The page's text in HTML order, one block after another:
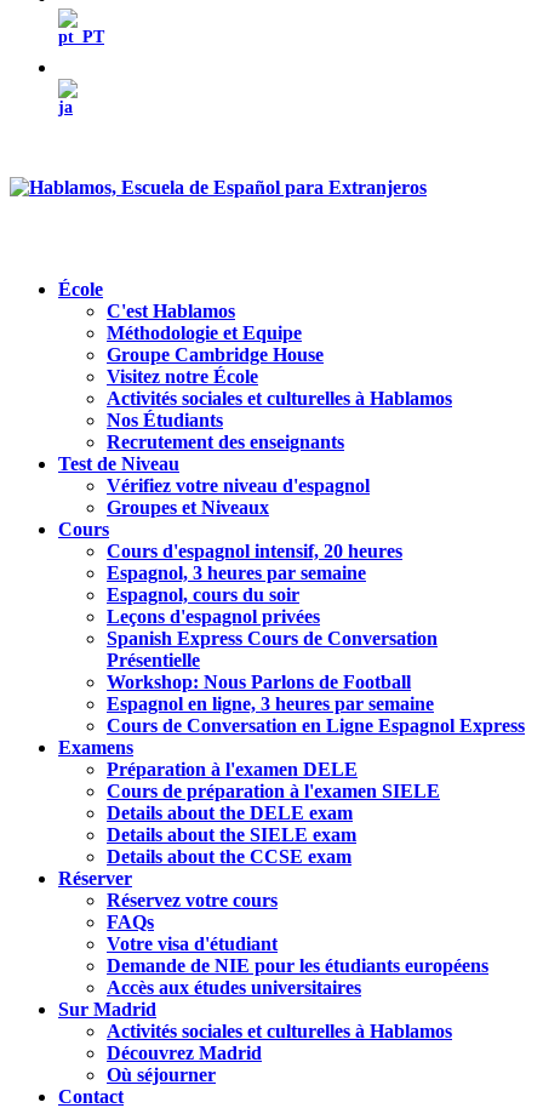
École
C'est Hablamos
Méthodologie et Equipe
Groupe Cambridge House
Visitez notre École
Activités sociales et culturelles à Hablamos
Nos Étudiants
Recrutement des enseignants
Test de Niveau
Vérifiez votre niveau d'espagnol
Groupes et Niveaux
Cours
Cours d'espagnol intensif, 20 heures
Espagnol, 3 heures par semaine
Espagnol, cours du soir
Leçons d'espagnol privées
Spanish Express Cours de Conversation
Présentielle
Workshop: Nous Parlons de Football
Espagnol en ligne, 3 heures par semaine
Cours de Conversation en Ligne Espagnol Express
Examens
Préparation à l'examen DELE
Cours de préparation à l'examen SIELE
Details about the DELE exam
Details about the SIELE exam
Details about the CCSE exam
Réserver
Réservez votre cours
FAQs
Votre visa d'étudiant
Demande de NIE pour les étudiants européens
Accès aux études universitaires
Sur Madrid
Activités sociales et culturelles à Hablamos
Découvrez Madrid
Où séjourner
Contact